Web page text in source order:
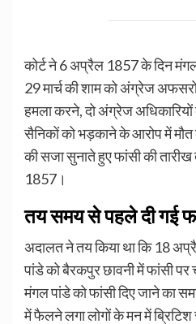
कोर्ट ने 6 अप्रैल 1857 के दिन
29 मार्च की शाम को अंग्रेज
हमला करने, दो अंग्रेज
सैनिकों को भड़काने के आरोप में
की सजा सुनाते हुए फांसी की
1857।
तय समय से पहले दी गई
अदालत ने तय किया था कि 18
पांडे को बैरकपुर छावनी में फांसी पर
मंगल पांडे को फांसी दिए जाने का
में फैलने लगा लोगों के मन में